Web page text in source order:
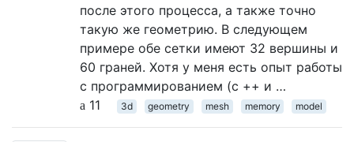
после этого процесса, а также точно
такую ​​же геометрию. В следующем
примере обе сетки имеют 32 вершины и
60 граней. Хотя у меня есть опыт работы
с программированием (c ++ и …
11
3d geometry mesh memory model